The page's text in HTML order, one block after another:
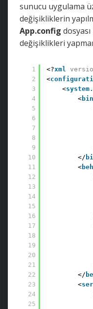
sunucu uygulama
değişikliklerin
App.config
değişiklikleri
1
2
3
4
5
6
7
8
9
10
11
12
13
14
15
16
17
18
19
20
21
22
23
24
25
<?xml
<
<
<
</
<
</
<